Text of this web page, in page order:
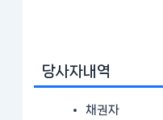
당사자내역
채권자